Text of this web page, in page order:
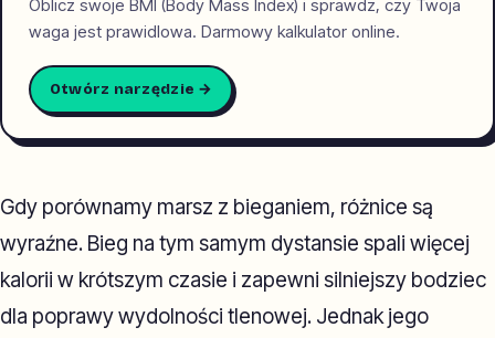
Oblicz swoje BMI (Body Mass Index) i sprawdz, czy Twoja
waga jest prawidlowa. Darmowy kalkulator online.
Otwórz narzędzie →
Gdy porównamy marsz z bieganiem, różnice są
wyraźne. Bieg na tym samym dystansie spali więcej
kalorii w krótszym czasie i zapewni silniejszy bodziec
dla poprawy wydolności tlenowej. Jednak jego